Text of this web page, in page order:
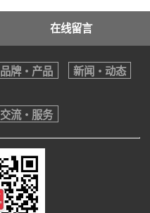
在线留言
品牌・产品 新闻・动态
交流・服务